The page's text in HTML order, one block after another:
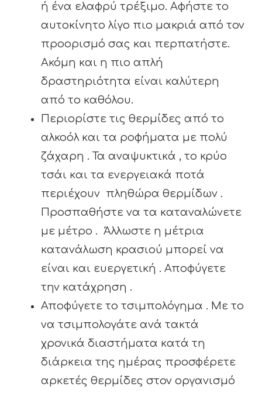
ή ένα ελαφρύ τρέξιμο. Αφήστε το
αυτοκίνητο λίγο πιο μακριά από τον
προορισμό σας και περπατήστε.
Ακόμη και η πιο απλή
δραστηριότητα είναι καλύτερη
από το καθόλου.
Περιορίστε τις θερμίδες από το
αλκοόλ και τα ροφήματα με πολύ
ζάχαρη . Τα αναψυκτικά , το κρύο
τσάι και τα ενεργειακά ποτά
περιέχουν πληθώρα θερμίδων .
Προσπαθήστε να τα καταναλώνετε
με μέτρο . Άλλωστε η μέτρια
κατανάλωση κρασιού μπορεί να
είναι και ευεργετική . Αποφύγετε
την κατάχρηση .
Αποφύγετε το τσιμπολόγημα . Με το
να τσιμπολογάτε ανά τακτά
χρονικά διαστήματα κατά τη
διάρκεια της ημέρας προσφέρετε
αρκετές θερμίδες στον οργανισμό